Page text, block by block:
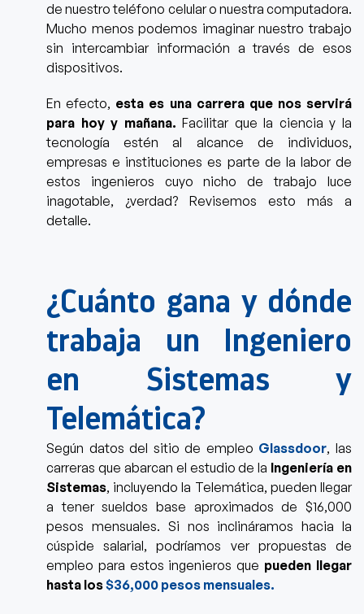
de nuestro teléfono celular o nuestra computadora.
Mucho menos podemos imaginar nuestro trabajo
sin intercambiar información a través de esos
dispositivos.
En efecto, esta es una carrera que nos servirá
para hoy y mañana. Facilitar que la ciencia y la
tecnología estén al alcance de individuos,
empresas e instituciones es parte de la labor de
estos ingenieros cuyo nicho de trabajo luce
inagotable, ¿verdad? Revisemos esto más a
detalle.
¿Cuánto gana y dónde
trabaja un Ingeniero
en Sistemas y
Telemática?
Según datos del sitio de empleo Glassdoor, las
carreras que abarcan el estudio de la Ingeniería en
Sistemas, incluyendo la Telemática, pueden llegar
a tener sueldos base aproximados de $16,000
pesos mensuales. Si nos inclináramos hacia la
cúspide salarial, podríamos ver propuestas de
empleo para estos ingenieros que pueden llegar
hasta los$36,000 pesos mensuales.